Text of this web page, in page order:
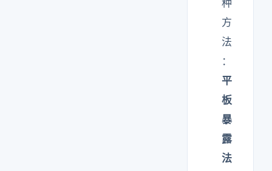
种
方
法
：
平
板
暴
露
法